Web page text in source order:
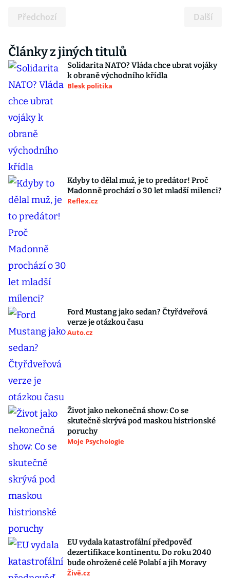
Předchozí Další
Články z jiných titulů
Solidarita NATO? Vláda chce ubrat vojáky
k obraně východního křídla
Blesk politika
Kdyby to dělal muž, je to predátor! Proč
Madonně prochází o 30 let mladší milenci?
Reflex.cz
Ford Mustang jako sedan? Čtyřdveřová
verze je otázkou času
Auto.cz
Život jako nekonečná show: Co se
skutečně skrývá pod maskou histrionské
poruchy
Moje Psychologie
EU vydala katastrofální předpověď
dezertifikace kontinentu. Do roku 2040
bude ohrožené celé Polabí a jih Moravy
Živě.cz